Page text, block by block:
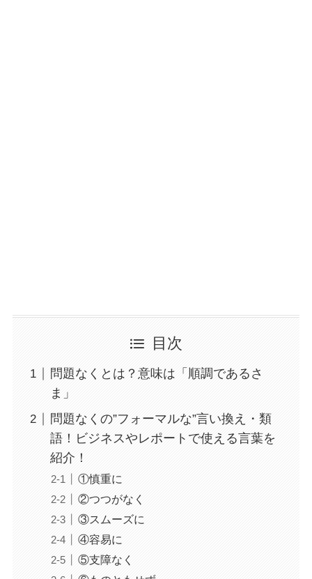
目次
問題なくとは？意味は「順調であるさ
ま」
問題なくの”フォーマルな”言い換え・類
語！ビジネスやレポートで使える言葉を
紹介！
①慎重に
②つつがなく
③スムーズに
④容易に
⑤支障なく